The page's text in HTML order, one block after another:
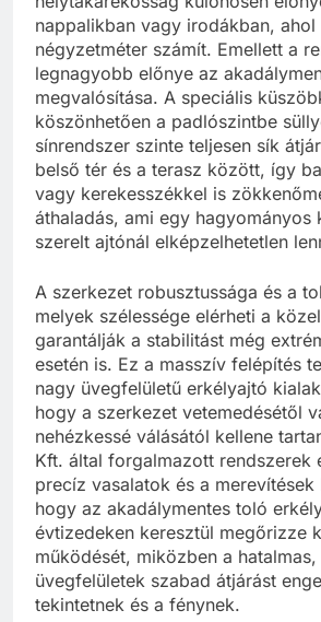
nappalikban vagy irodákban, ahol
négyzetméter számít. Emellett a
legnagyobb előnye az
megvalósítása. A speciális
köszönhetően a padlószintbe
sínrendszer szinte teljesen sík
belső tér és a terasz között, így
vagy kerekesszékkel is
áthaladás, ami egy hagyományos
szerelt ajtónál elképzelhetetlen
A szerkezet robusztussága és a
melyek szélessége elérheti a
garantálják a stabilitást még
esetén is. Ez a masszív felépítés
nagy üvegfelületű erkélyajtó
hogy a szerkezet vetemedésétől
nehézkessé válásától kellene
Kft. által forgalmazott rendszerek
precíz vasalatok és a
hogy az akadálymentes toló
évtizedeken keresztül megőrizze
működését, miközben a
üvegfelületek szabad átjárást
tekintetnek és a fénynek.